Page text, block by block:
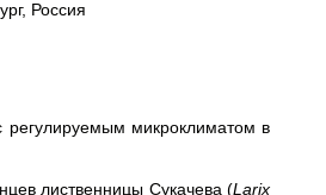
Россия
регулируемым микроклиматом в
лиственницы Сукачева (Larix